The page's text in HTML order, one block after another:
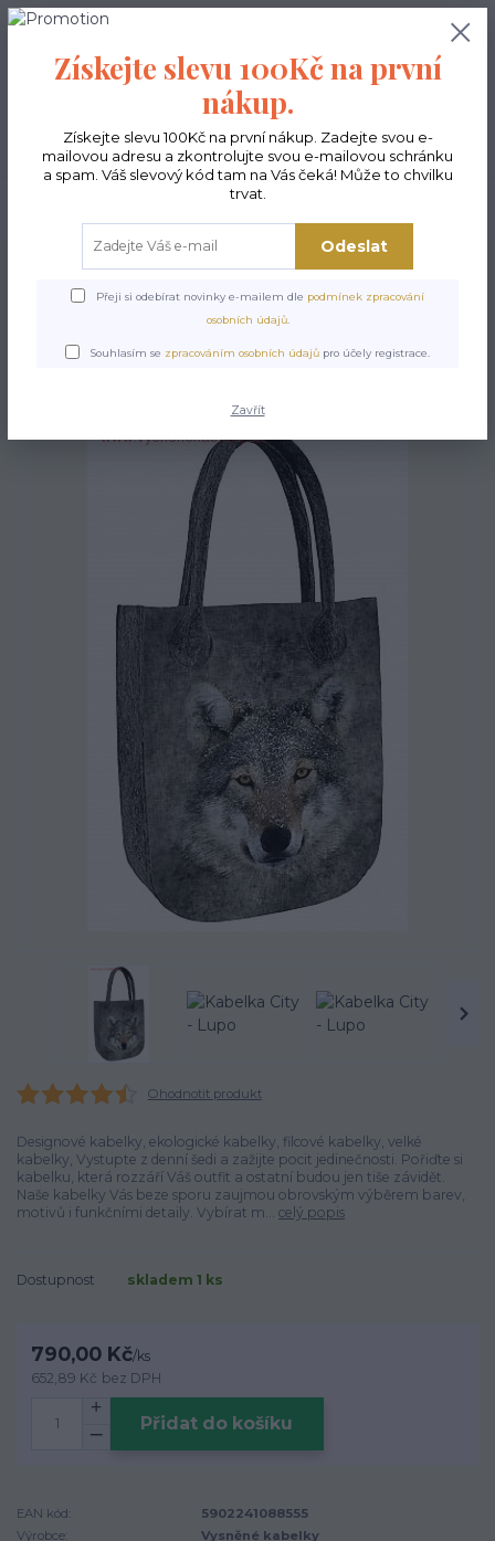
0,00 Kč
Kabelky ekologické Kabelky velké Kabelky City sv.šedé
Kabelka City - Lupo
Ohodnotit produkt
Designové kabelky, ekologické kabelky, filcové kabelky, velké
kabelky, Vystupte z denní šedi a zažijte pocit jedinečnosti. Pořiďte si
kabelku, která rozzáří Váš outfit a ostatní budou jen tiše závidět.
Naše kabelky Vás beze sporu zaujmou obrovským výběrem barev,
motivů i funkčními detaily. Vybírat m... celý popis
Dostupnost skladem 1 ks
790,00 Kč/ks
652,89 Kč bez DPH
Přidat do košíku
EAN kód:
5902241088555
Výrobce:
Vysněné kabelky
Získejte slevu 100Kč na první
nákup.
Získejte slevu 100Kč na první nákup. Zadejte svou e-
mailovou adresu a zkontrolujte svou e-mailovou schránku
a spam. Váš slevový kód tam na Vás čeká! Může to chvilku
trvat.
Odeslat
Přeji si odebírat novinky e-mailem dle podmínek zpracování
osobních údajů.
Souhlasím se zpracováním osobních údajů pro účely registrace.
Zavřít